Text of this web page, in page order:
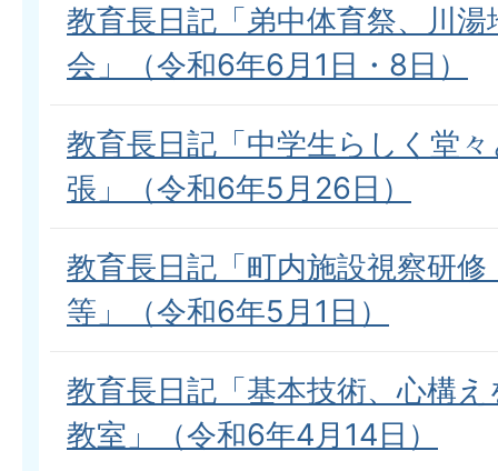
教育長日記「弟中体育祭、川
会」（令和6年6月1日・8日）
教育長日記「中学生らしく堂
張」（令和6年5月26日）
教育長日記「町内施設視察研
等」（令和6年5月1日）
教育長日記「基本技術、心構
教室」（令和6年4月14日）